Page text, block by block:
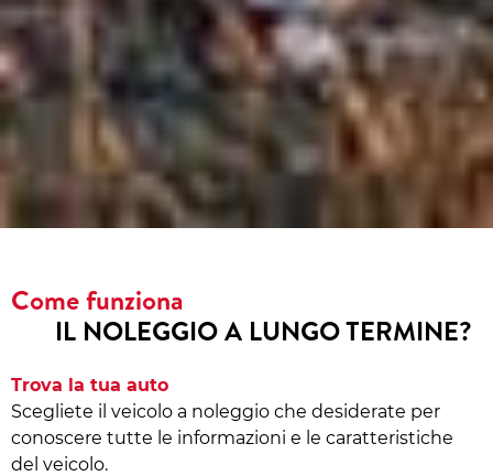
Come funziona
IL NOLEGGIO A LUNGO TERMINE?
Trova la tua auto
Scegliete il veicolo a noleggio che desiderate per
conoscere tutte le informazioni e le caratteristiche
del veicolo.